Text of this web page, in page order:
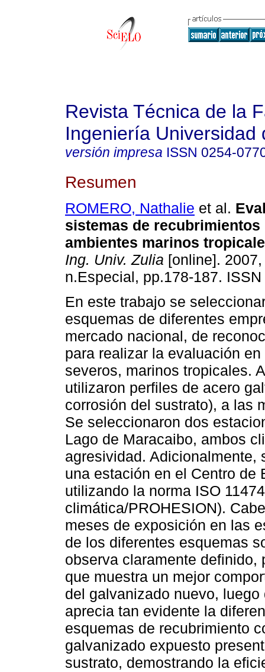
Revista Técnica de la
Ingeniería Universidad
versión impresa ISSN 0254-
Resumen
ROMERO, Nathalie et al.
sistemas de recubrimientos
ambientes marinos
Ing. Univ. Zulia [online].
n.Especial, pp.178-187.
En este trabajo se
esquemas de diferentes
mercado nacional, de
para realizar la evaluación
severos, marinos tropicales.
utilizaron perfiles de acero
corrosión del sustrato), a las
Se seleccionaron dos
Lago de Maracaibo, ambos
agresividad. Adicionalmente,
una estación en el Centro de
utilizando la norma ISO
climática/PROHESION).
meses de exposición en las
de los diferentes esquemas
observa claramente
que muestra un mejor
del galvanizado nuevo,
aprecia tan evidente la
esquemas de recubrimiento
galvanizado expuesto
sustrato, demostrando la